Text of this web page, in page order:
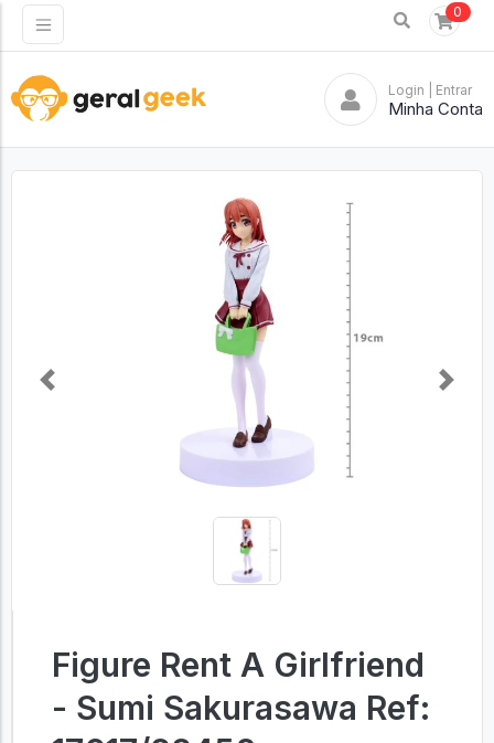
0
Login | Entrar
Minha Conta
Previous Next
Figure Rent A Girlfriend
- Sumi Sakurasawa Ref: